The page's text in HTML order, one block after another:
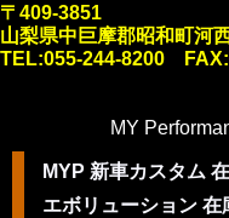
〒409-3851
山梨県中巨摩郡昭和町河
TEL:055-244-8200
MY
MYP 新車カスタム
エボリューション 在